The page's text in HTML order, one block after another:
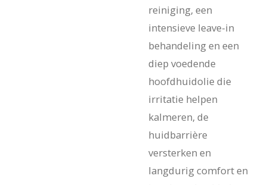
reiniging, een
intensieve leave-in
behandeling en een
diep voedende
hoofdhuidolie die
irritatie helpen
kalmeren, de
huidbarrière
versterken en
langdurig comfort en